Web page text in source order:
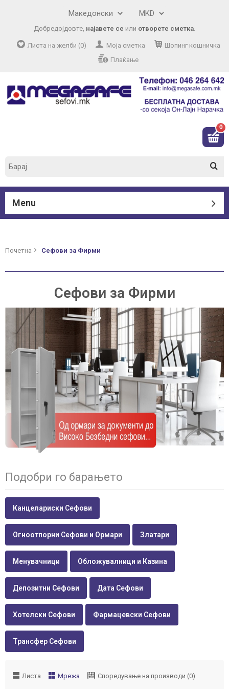
Добредојдовте, најавете се или отворете сметка.
Листа на желби (0) Моја сметка
Шопинг кошничка
Плаќање
0
Menu
Почетна Сефови за Фирми
Сефови за Фирми
Подобри го барањето
Канцелариски Сефови
Огноотпорни Сефови и Ормари Златари
Менувачници Обложувалници и Казина
Депозитни Сефови Дата Сефови
Хотелски Сефови Фармацевски Сефови
Трансфер Сефови
Листа Мрежа Споредување на производи (0)